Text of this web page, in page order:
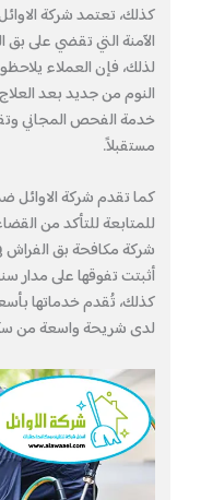
كذلك، تعتمد شركة
الآمنة التي تقضي على بق
لذلك، فإن العملاء
النوم من جديد بعد
خدمة الفحص المجاني
مستقبلاً.
كما تقدم شركة الاوائل
للمتابعة للتأكد من
شركة مكافحة بق الفراش
أثبتت تفوقها على مدار
كذلك، تُقدم خدماتها
لدى شريحة واسعة من